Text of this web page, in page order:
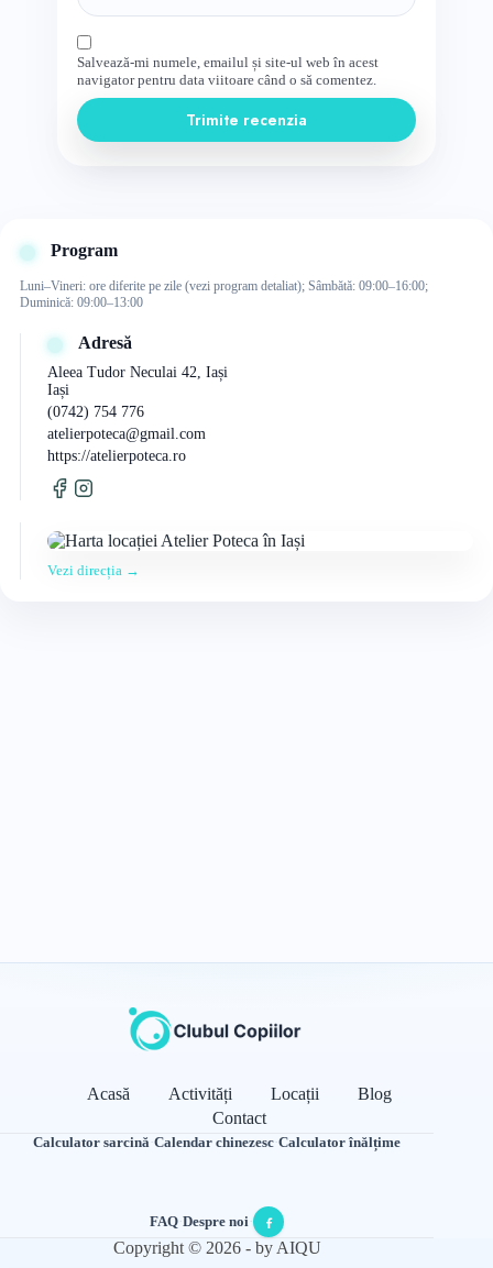
Salvează-mi numele, emailul și site-ul web în acest
navigator pentru data viitoare când o să comentez.
Trimite recenzia
Program
Luni–Vineri: ore diferite pe zile (vezi program detaliat); Sâmbătă: 09:00–16:00;
Duminică: 09:00–13:00
Adresă
Aleea Tudor Neculai 42, Iași
Iași
(0742) 754 776
atelierpoteca@gmail.com
https://atelierpoteca.ro
Vezi direcția →
Acasă Activități Locații
Blog
Contact
Calculator sarcină·Calendar chinezesc·Calculator înălțime
FAQ·Despre noi·
Copyright © 2026 - by AIQU